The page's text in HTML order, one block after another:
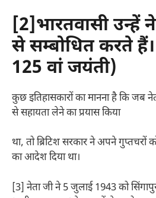
[2]भारतवासी उन्हें
से सम्बोधित करते
125 वां जयंती)
कुछ इतिहासकारों का मानना है कि जब
से सहायता लेने का प्रयास किया
था, तो ब्रिटिश सरकार ने अपने
का आदेश दिया था।
[3] नेता जी ने 5 जुलाई 1943 को